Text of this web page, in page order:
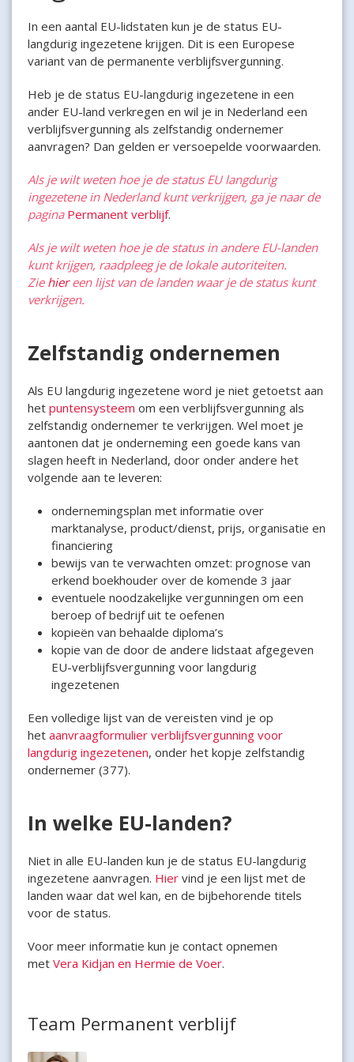
In een aantal EU-lidstaten kun je de status EU-
langdurig ingezetene krijgen. Dit is een Europese
variant van de permanente verblijfsvergunning.
Heb je de status EU-langdurig ingezetene in een
ander EU-land verkregen en wil je in Nederland een
verblijfsvergunning als zelfstandig ondernemer
aanvragen? Dan gelden er versoepelde voorwaarden.
Als je wilt weten hoe je de status EU langdurig
ingezetene in Nederland kunt verkrijgen, ga je naar de
pagina Permanent verblijf.
Als je wilt weten hoe je de status in andere EU-landen
kunt krijgen, raadpleeg je de lokale autoriteiten.
Zie hiereen lijst van de landen waar je de status kunt
verkrijgen.
Zelfstandig ondernemen
Als EU langdurig ingezetene word je niet getoetst aan
het puntensysteem om een verblijfsvergunning als
zelfstandig ondernemer te verkrijgen. Wel moet je
aantonen dat je onderneming een goede kans van
slagen heeft in Nederland, door onder andere het
volgende aan te leveren:
ondernemingsplan met informatie over
marktanalyse, product/dienst, prijs, organisatie en
financiering
bewijs van te verwachten omzet: prognose van
erkend boekhouder over de komende 3 jaar
eventuele noodzakelijke vergunningen om een
beroep of bedrijf uit te oefenen
kopieën van behaalde diploma’s
kopie van de door de andere lidstaat afgegeven
EU-verblijfsvergunning voor langdurig
ingezetenen
Een volledige lijst van de vereisten vind je op
het aanvraagformulier verblijfsvergunning voor
langdurig ingezetenen, onder het kopje zelfstandig
ondernemer (377).
In welke EU-landen?
Niet in alle EU-landen kun je de status EU-langdurig
ingezetene aanvragen. Hier vind je een lijst met de
landen waar dat wel kan, en de bijbehorende titels
voor de status.
Voor meer informatie kun je contact opnemen
met Vera Kidjan en Hermie de Voer.
Team Permanent verblijf